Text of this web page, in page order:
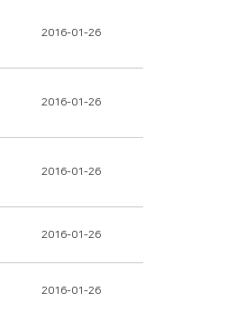
2016-01-26
2016-01-26
2016-01-26
2016-01-26
2016-01-26